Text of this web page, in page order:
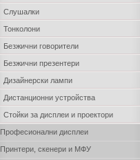
Слушалки
Тонколони
Безжични говорители
Безжични презентери
Дизайнерски лампи
Дистанционни устройства
Стойки за дисплеи и проектори
Професионални дисплеи
Принтери, скенери и МФУ